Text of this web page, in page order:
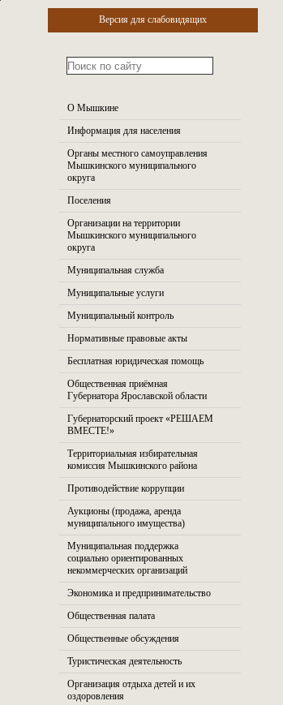
О Мышкине
Информация для населения
Органы местного самоуправления
Мышкинского муниципального
округа
Поселения
Организации на территории
Мышкинского муниципального
округа
Муниципальная служба
Муниципальные услуги
Муниципальный контроль
Нормативные правовые акты
Бесплатная юридическая помощь
Общественная приёмная
Губернатора Ярославской области
Губернаторский проект «РЕШАЕМ
ВМЕСТЕ!»
Территориальная избирательная
комиссия Мышкинского района
Противодействие коррупции
Аукционы (продажа, аренда
муниципального имущества)
Муниципальная поддержка
социально ориентированных
некоммерческих организаций
Экономика и предпринимательство
Общественная палата
Общественные обсуждения
Туристическая деятельность
Организация отдыха детей и их
оздоровления
Версия для слабовидящих